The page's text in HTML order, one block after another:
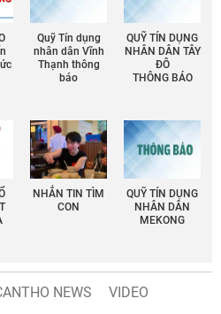
Quỹ Tín dụng
nhân dân Vĩnh
Thạnh thông
báo
QUỸ TÍN DỤNG
NHÂN DÂN TÂY
ĐÔ
THÔNG BÁO
NHẮN TIN TÌM
CON
QUỸ TÍN DỤNG
NHÂN DÂN
MEKONG
NEWS
VIDEO